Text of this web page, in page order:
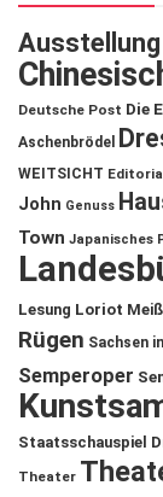
Ausstellung
Deutsche Post Die
Aschenbrödel
WEITSICHT
John Genuss
Town Japanisches
Lesung Loriot
Rügen Sachsen
Semperoper
Staatsschauspiel
Theater